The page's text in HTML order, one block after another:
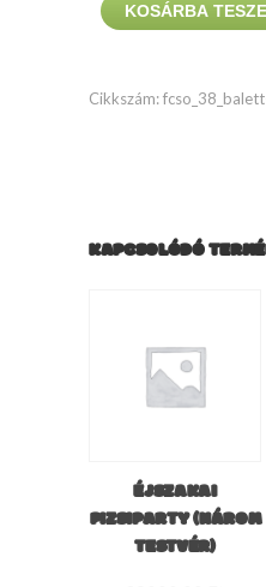
Óvoda
KOSÁRBA
Cikkszám:
KAPCSOLÓDÓ
ÉJSZAKAI
PIZSIPARTY (HÁROM
TESTVÉR)